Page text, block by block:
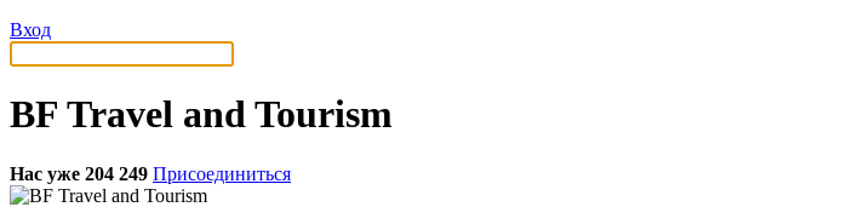
Вход
BF Travel and Tourism
Нас уже 204 249 Присоединиться